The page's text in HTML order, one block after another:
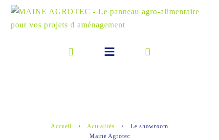
Accueil / Actualités /
Le showroom
Maine Agrotec